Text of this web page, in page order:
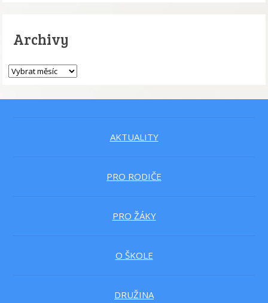
Archivy
AKTUALITY
PRO RODIČE
PRO ŽÁKY
O ŠKOLE
DRUŽINA